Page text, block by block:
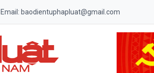
Email: baodientuphapluat@gmail.com